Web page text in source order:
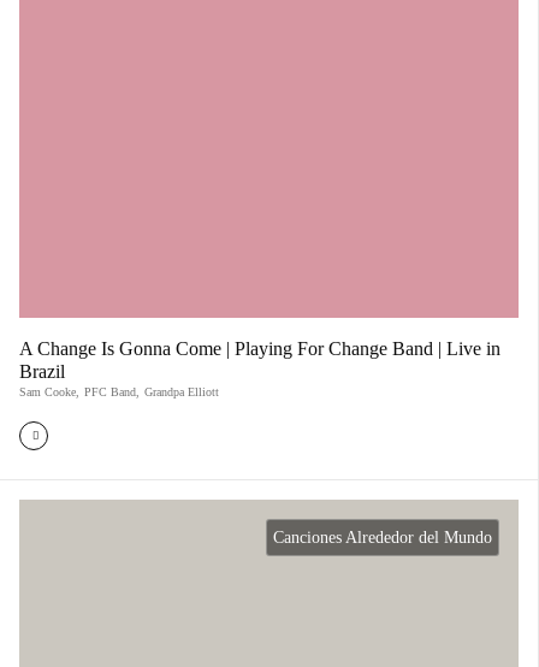
A Change Is Gonna Come | Playing For Change Band | Live in
Brazil
Sam Cooke PFC Band Grandpa Elliott
Canciones Alrededor del Mundo